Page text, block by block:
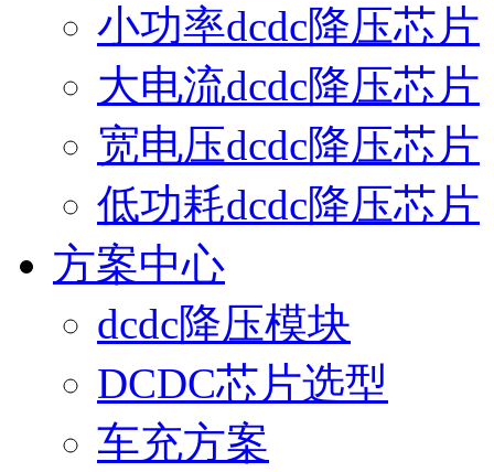
小功率dcdc降压芯片
大电流dcdc降压芯片
宽电压dcdc降压芯片
低功耗dcdc降压芯片
方案中心
dcdc降压模块
DCDC芯片选型
车充方案